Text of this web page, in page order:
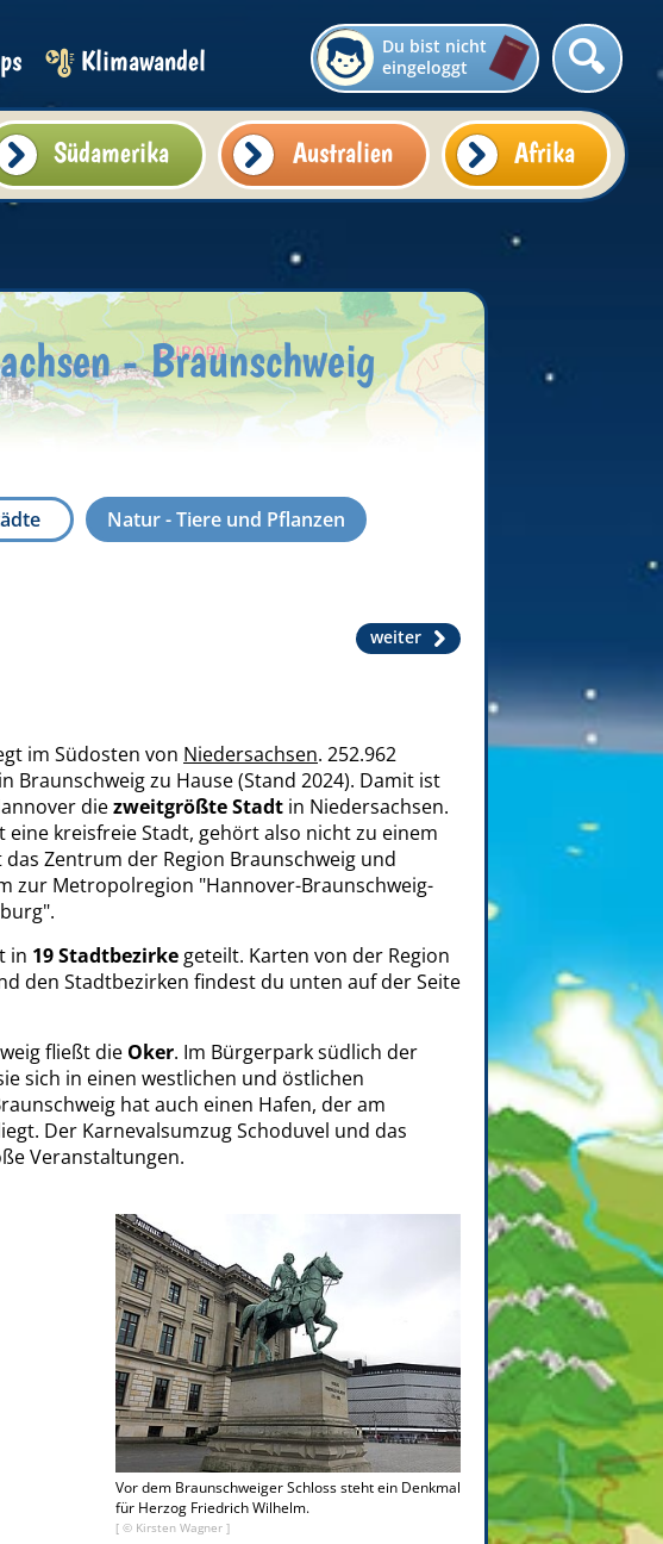
Klimawandel
Du bist nicht
eingeloggt
Südamerika Australien Afrika
- Braunschweig
Natur - Tiere und Pflanzen
weiter
im Südosten von Niedersachsen. 252.962
Braunschweig zu Hause (Stand 2024). Damit ist
diezweitgrößte Stadt in Niedersachsen.
eine kreisfreie Stadt, gehört also nicht zu einem
das Zentrum der Region Braunschweig und
zur Metropolregion "Hannover-Braunschweig-
in 19 Stadtbezirke geteilt. Karten von der Region
den Stadtbezirken findest du unten auf der Seite
fließt die Oker. Im Bürgerpark südlich der
sich in einen westlichen und östlichen
hat auch einen Hafen, der am
Der Karnevalsumzug Schoduvel und das
Veranstaltungen.
Vor dem Braunschweiger Schloss steht ein Denkmal
für Herzog Friedrich Wilhelm.
[ © Kirsten Wagner ]